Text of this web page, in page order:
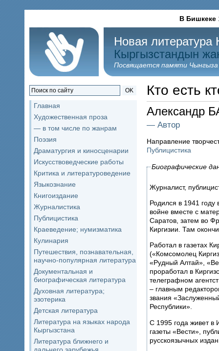
В Бишкеке
Новая литература
Кыргызстандын
Посвящается памяти
OK
Главная
Художественная проза
— в том числе по жанрам
Поэзия
Драматургия и киносценарии
Искусствоведческие работы
Критика и литературоведение
Языкознание
Книгоиздание
Журналистика
Публицистика
Краеведение; нумизматика
Кулинария
Путешествия, познавательная,
научно-популярная литература
Документальная и
биографическая литература
Духовная литература;
эзотерика
Детская литература
Литература на языках народа
Кыргызстана
Литература ближнего и
Кто есть
Александр
— Автор
Направление
Публицистика
Биографические
Журналист,
Родился в 1941 году
войне вместе с
Саратов, затем во
Киргизии. Там
Работал в газетах
(«Комсомолец
«Рудный Алтай»,
проработал в
телеграфном
– главным
звания
Республики».
С 1995 года живет в
газеты «Вести»,
русскоязычных